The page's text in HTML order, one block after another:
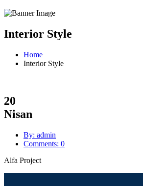
Interior Style
Home
Interior Style
20
Nisan
By: admin
Comments: 0
Alfa Project